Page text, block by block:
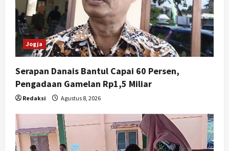
Jogja
Serapan Danais Bantul Capai 60 Persen,
Pengadaan Gamelan Rp1,5 Miliar
Redaksi Agustus 8, 2026